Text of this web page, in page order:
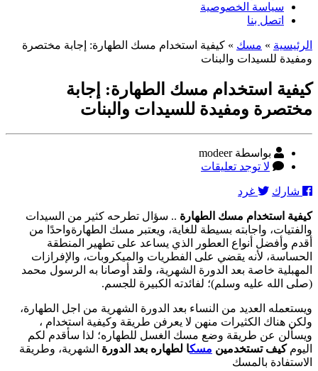
سياسة الخصوصية
اتصل بنا
الرئيسية » مسك » كيفية استخدام مسك الطهارة: إجابة مختصرة
ومفيدة للسيدات والبنات
كيفية استخدام مسك الطهارة: إجابة
مختصرة ومفيدة للسيدات والبنات
كاتب
المقالة
بواسطة modeer
لا توجد تعليقات
الطهارة:
إجابة
مختصرة
ومفيدة
للسيدات
والبنات
شارك غرد
كيفية استخدام مسك الطهارة .. سؤال تطرحه كثير من السيدات
والفتيات، واجابته بسيطة للغاية، ويعتبر مسك الطهارةواحدًا من
أقدم وأفضل أنواع العطور الذي يساعد على تطهير المنطقة
الحساسة، لأنه يقضي على الفطريات والميكروبات، والإفرازات
المهبلية خاصة بعد الدورة الشهرية، ولقد أوصانا به الرسول محمد
(صلى الله عليه وسلم)؛ لفائدته الكبيرة للجسم.
ويستعمله العديد من النساء بعد الدورة الشهرية من اجل الطهارة،
ولكن هناك الكثيرات منهن لا يعرفن طريقة وكيفية استخدام ،
ويسألن عن طريقة وضع مسك الغسل للطهاره؛ لذا سأقدم لكم
اليومكيف تستخدمين مسكا لطهاره بعد الدورة الشهرية، وطريقة
الاستفادة بالمسك